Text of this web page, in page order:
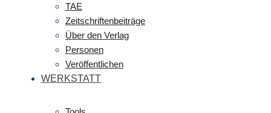
TAE
Zeitschriftenbeiträge
Über den Verlag
Personen
Veröffentlichen
WERKSTATT